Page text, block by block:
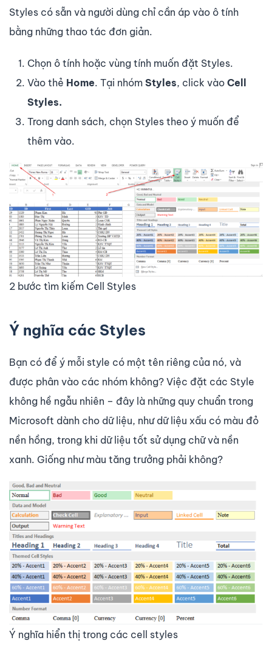
Styles có sẵn và người dùng chỉ cần áp vào ô tính
bằng những thao tác đơn giản.
Chọn ô tính hoặc vùng tính muốn đặt Styles.
Vào thẻ Home. Tại nhóm Styles, click vào Cell
Styles.
Trong danh sách, chọn Styles theo ý muốn để
thêm vào.
2 bước tìm kiếm Cell Styles
Ý nghĩa các Styles
Bạn có để ý mỗi style có một tên riêng của nó, và
được phân vào các nhóm không? Việc đặt các Style
không hề ngẫu nhiên – đây là những quy chuẩn trong
Microsoft dành cho dữ liệu, như dữ liệu xấu có màu đỏ
nền hồng, trong khi dữ liệu tốt sử dụng chữ và nền
xanh. Giống như màu tăng trưởng phải không?
Ý nghĩa hiển thị trong các cell styles